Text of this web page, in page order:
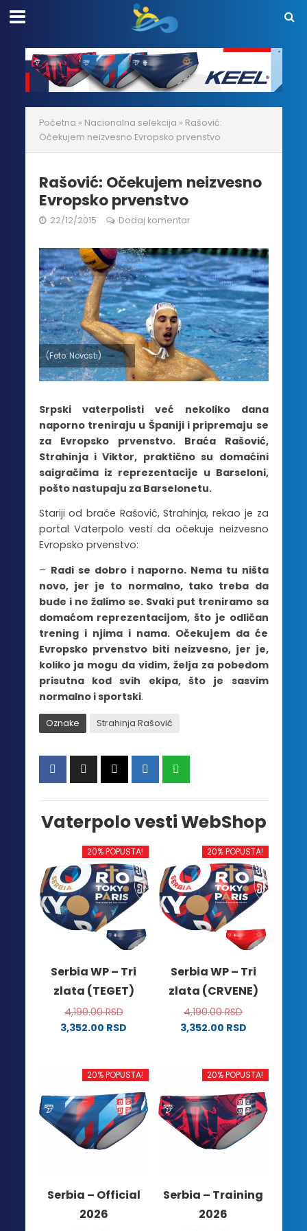
Početna » Nacionalna selekcija » Rašović:
Očekujem neizvesno Evropsko prvenstvo
Rašović: Očekujem neizvesno
Evropsko prvenstvo
22/12/2015 Dodaj komentar
(Foto: Novosti)
Srpski vaterpolisti već nekoliko dana
naporno treniraju u Španiji i pripremaju se
za Evropsko prvenstvo. Braća Rašović,
Strahinja i Viktor, praktično su domaćini
saigračima iz reprezentacije u Barseloni,
pošto nastupaju za Barselonetu.
Stariji od braće Rašović, Strahinja, rekao je za
portal Vaterpolo vesti da očekuje neizvesno
Evropsko prvenstvo:
– Radi se dobro i naporno. Nema tu ništa
novo, jer je to normalno, tako treba da
bude i ne žalimo se. Svaki put treniramo sa
domaćom reprezentacijom, što je odličan
trening i njima i nama. Očekujem da će
Evropsko prvenstvo biti neizvesno, jer je,
koliko ja mogu da vidim, želja za pobedom
prisutna kod svih ekipa, što je sasvim
normalno i sportski.
Oznake Strahinja Rašović
Vaterpolo vesti WebShop
20% POPUSTA!
Serbia WP – Tri
zlata (TEGET)
4,190.00RSD
3,352.00 RSD
ima
varijanti.
Opcije
mogu
biti
stranici
proizvoda.
20% POPUSTA!
Serbia WP – Tri
zlata (CRVENE)
4,190.00RSD
3,352.00 RSD
ima
varijanti.
Opcije
mogu
biti
stranici
proizvoda.
20% POPUSTA!
Serbia – Official
2026
20% POPUSTA!
Serbia – Training
2026